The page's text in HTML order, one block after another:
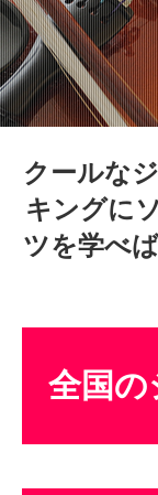
クールな
キングに
ツを学べ
全国